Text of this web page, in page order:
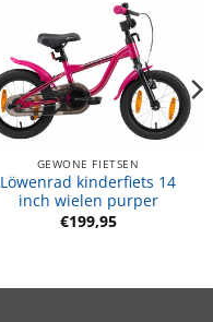
GEWONE FIETSEN
Löwenrad kinderfiets 14
inch wielen purper
€199,95